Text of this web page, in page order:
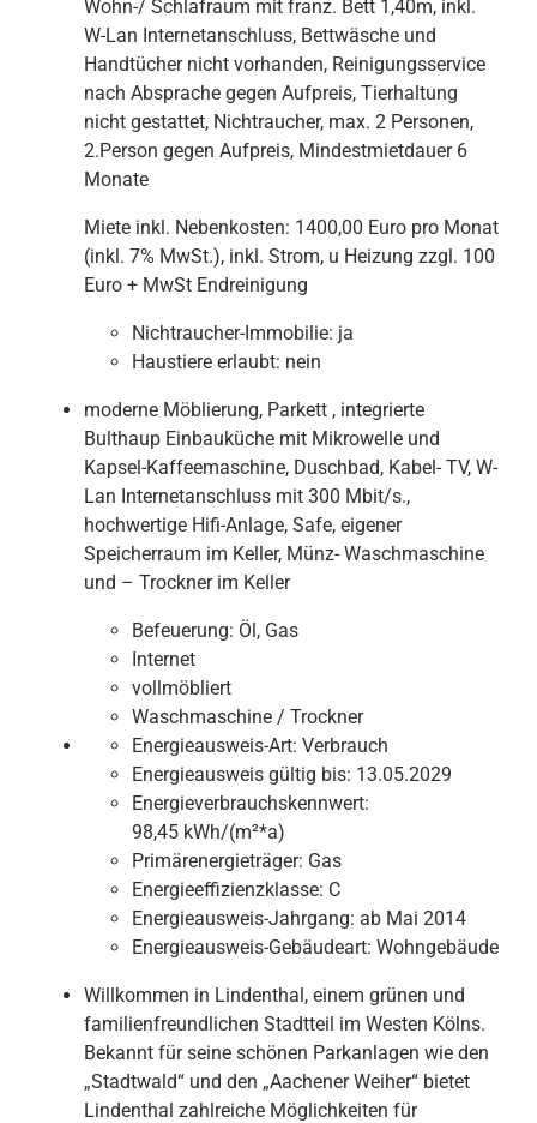
Wohn-/ Schlafraum mit franz. Bett 1,40m, inkl.
W-Lan Internetanschluss, Bettwäsche und
Handtücher nicht vorhanden, Reinigungsservice
nach Absprache gegen Aufpreis, Tierhaltung
nicht gestattet, Nichtraucher, max. 2 Personen,
2.Person gegen Aufpreis, Mindestmietdauer 6
Monate
Miete inkl. Nebenkosten: 1400,00 Euro pro Monat
(inkl. 7% MwSt.), inkl. Strom, u Heizung zzgl. 100
Euro + MwSt Endreinigung
Nichtraucher-Immobilie: ja
Haustiere erlaubt: nein
moderne Möblierung, Parkett , integrierte
Bulthaup Einbauküche mit Mikrowelle und
Kapsel-Kaffeemaschine, Duschbad, Kabel- TV, W-
Lan Internetanschluss mit 300 Mbit/s.,
hochwertige Hifi-Anlage, Safe, eigener
Speicherraum im Keller, Münz- Waschmaschine
und – Trockner im Keller
Befeuerung: Öl, Gas
Internet
vollmöbliert
Waschmaschine / Trockner
Energieausweis-Art: Verbrauch
Energieausweis gültig bis: 13.05.2029
Energieverbrauchskennwert:
98,45 kWh/(m²*a)
Primärenergieträger: Gas
Energieeffizienzklasse: C
Energieausweis-Jahrgang: ab Mai 2014
Energieausweis-Gebäudeart: Wohngebäude
Willkommen in Lindenthal, einem grünen und
familienfreundlichen Stadtteil im Westen Kölns.
Bekannt für seine schönen Parkanlagen wie den
„Stadtwald“ und den „Aachener Weiher“ bietet
Lindenthal zahlreiche Möglichkeiten für